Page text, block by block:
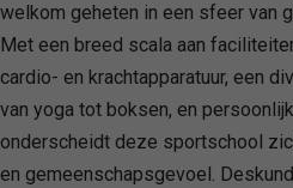
welkom geheten in een sfeer van
Met een breed scala aan
cardio- en krachtapparatuur, een
van yoga tot boksen, en
onderscheidt deze sportschool
en gemeenschapsgevoel.